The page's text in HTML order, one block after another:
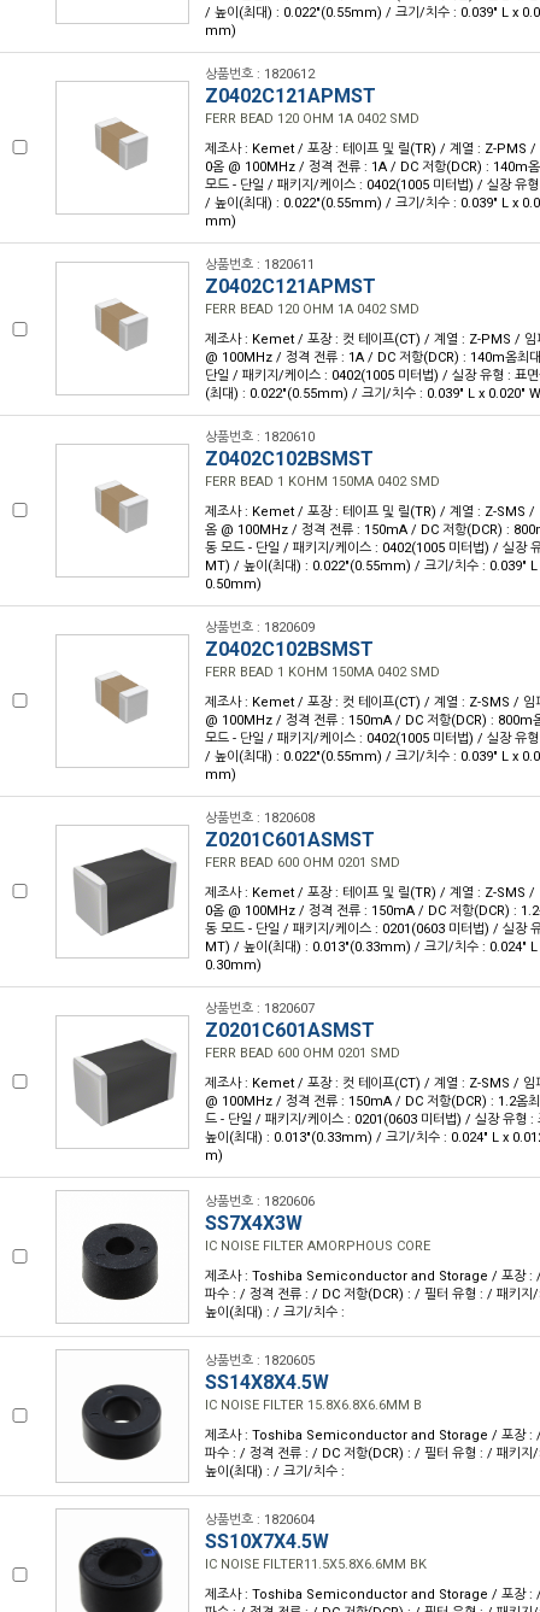
/ 높이(최대) : 0.022"(0.55mm) / 크기/치수 : 0.039" L x
mm)
상품번호 : 1820612
Z0402C121APMST
FERR BEAD 120 OHM 1A 0402 SMD
제조사 : Kemet / 포장 : 테이프 및 릴(TR) / 계열 : Z-PMS /
0옴 @ 100MHz / 정격 전류 : 1A / DC 저항(DCR) : 140m
모드 - 단일 / 패키지/케이스 : 0402(1005 미터법) / 실장 유
/ 높이(최대) : 0.022"(0.55mm) / 크기/치수 : 0.039" L x
mm)
상품번호 : 1820611
Z0402C121APMST
FERR BEAD 120 OHM 1A 0402 SMD
제조사 : Kemet / 포장 : 컷 테이프(CT) / 계열 : Z-PMS / 임
@ 100MHz / 정격 전류 : 1A / DC 저항(DCR) : 140m옴최
단일 / 패키지/케이스 : 0402(1005 미터법) / 실장 유형 : 표
(최대) : 0.022"(0.55mm) / 크기/치수 : 0.039" L x 0.020"
상품번호 : 1820610
Z0402C102BSMST
FERR BEAD 1 KOHM 150MA 0402 SMD
제조사 : Kemet / 포장 : 테이프 및 릴(TR) / 계열 : Z-SMS /
옴 @ 100MHz / 정격 전류 : 150mA / DC 저항(DCR) :
동 모드 - 단일 / 패키지/케이스 : 0402(1005 미터법) / 실장
MT) / 높이(최대) : 0.022"(0.55mm) / 크기/치수 : 0.039"
0.50mm)
상품번호 : 1820609
Z0402C102BSMST
FERR BEAD 1 KOHM 150MA 0402 SMD
제조사 : Kemet / 포장 : 컷 테이프(CT) / 계열 : Z-SMS / 임
@ 100MHz / 정격 전류 : 150mA / DC 저항(DCR) : 800m
모드 - 단일 / 패키지/케이스 : 0402(1005 미터법) / 실장 유
/ 높이(최대) : 0.022"(0.55mm) / 크기/치수 : 0.039" L x
mm)
상품번호 : 1820608
Z0201C601ASMST
FERR BEAD 600 OHM 0201 SMD
제조사 : Kemet / 포장 : 테이프 및 릴(TR) / 계열 : Z-SMS /
0옴 @ 100MHz / 정격 전류 : 150mA / DC 저항(DCR) :
동 모드 - 단일 / 패키지/케이스 : 0201(0603 미터법) / 실장
MT) / 높이(최대) : 0.013"(0.33mm) / 크기/치수 : 0.024"
0.30mm)
상품번호 : 1820607
Z0201C601ASMST
FERR BEAD 600 OHM 0201 SMD
제조사 : Kemet / 포장 : 컷 테이프(CT) / 계열 : Z-SMS / 임
@ 100MHz / 정격 전류 : 150mA / DC 저항(DCR) : 1.2옴
드 - 단일 / 패키지/케이스 : 0201(0603 미터법) / 실장 유형
높이(최대) : 0.013"(0.33mm) / 크기/치수 : 0.024" L x
m)
상품번호 : 1820606
SS7X4X3W
IC NOISE FILTER AMORPHOUS CORE
제조사 : Toshiba Semiconductor and Storage / 포장 : /
파수 : / 정격 전류 : / DC 저항(DCR) : / 필터 유형 : / 패키
높이(최대) : / 크기/치수 :
상품번호 : 1820605
SS14X8X4.5W
IC NOISE FILTER 15.8X6.8X6.6MM B
제조사 : Toshiba Semiconductor and Storage / 포장 : /
파수 : / 정격 전류 : / DC 저항(DCR) : / 필터 유형 : / 패키
높이(최대) : / 크기/치수 :
상품번호 : 1820604
SS10X7X4.5W
IC NOISE FILTER11.5X5.8X6.6MM BK
제조사 : Toshiba Semiconductor and Storage / 포장 : /